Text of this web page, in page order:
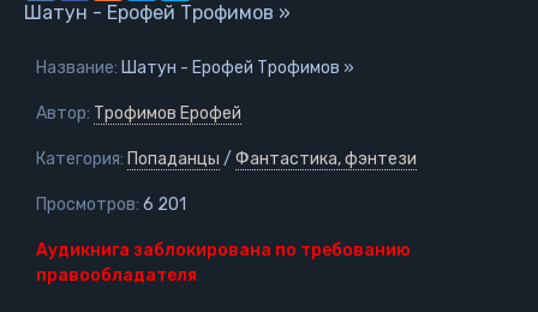
Шатун - Ерофей Трофимов »
Название: Шатун - Ерофей Трофимов »
Автор: Трофимов Ерофей
Категория: Попаданцы / Фантастика, фэнтези
Просмотров: 6 201
Аудикнига заблокирована по требованию
правообладателя